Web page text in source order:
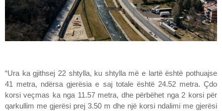
“Ura ka gjithsej 22 shtylla, ku shtylla më e lartë është pothuajse
41 metra, ndërsa gjerësia e saj totale është 24.52 metra. Çdo
korsi veçmas ka nga 11.57 metra, dhe përbëhet nga 2 korsi për
qarkullim me gjerësi prej 3.50 m dhe një korsi ndalimi me gjerësi